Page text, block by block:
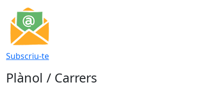
Subscriu-te
Plànol / Carrers